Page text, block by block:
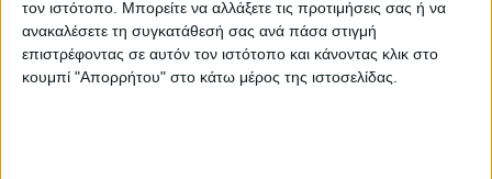
τον ιστότοπο. Μπορείτε να αλλάξετε τις προτιμήσεις σας ή να
ανακαλέσετε τη συγκατάθεσή σας ανά πάσα στιγμή
επιστρέφοντας σε αυτόν τον ιστότοπο και κάνοντας κλικ στο
κουμπί "Απορρήτου" στο κάτω μέρος της ιστοσελίδας.
ΠΑΡΟΜΟΙΑ ΑΡΘΡΑ